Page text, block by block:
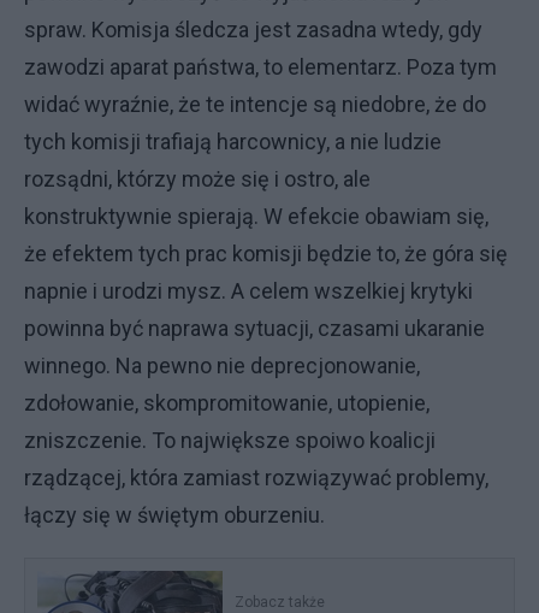
spraw. Komisja śledcza jest zasadna wtedy, gdy
zawodzi aparat państwa, to elementarz. Poza tym
widać wyraźnie, że te intencje są niedobre, że do
tych komisji trafiają harcownicy, a nie ludzie
rozsądni, którzy może się i ostro, ale
konstruktywnie spierają. W efekcie obawiam się,
że efektem tych prac komisji będzie to, że góra się
napnie i urodzi mysz. A celem wszelkiej krytyki
powinna być naprawa sytuacji, czasami ukaranie
winnego. Na pewno nie deprecjonowanie,
zdołowanie, skompromitowanie, utopienie,
zniszczenie. To największe spoiwo koalicji
rządzącej, która zamiast rozwiązywać problemy,
łączy się w świętym oburzeniu.
Zobacz także